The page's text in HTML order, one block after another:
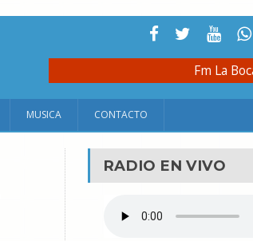
Fm La
MUSICA CONTACTO
RADIO EN VIVO